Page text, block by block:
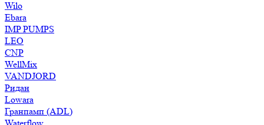
Wilo
Ebara
IMP PUMPS
LEO
CNP
WellMix
VANDJORD
Ридан
Lowara
Гранпамп (ADL)